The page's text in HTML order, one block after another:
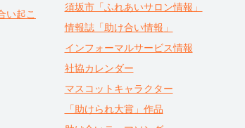
い起こ
須坂市「ふれあいサロン情報」
情報誌「助け合い情報」
インフォーマルサービス情報
社協カレンダー
マスコットキャラクター
「助けられ大賞」作品